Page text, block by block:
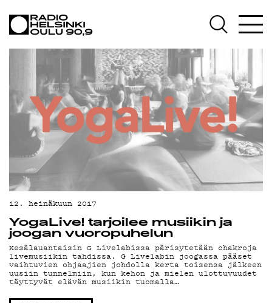
AJANKOHTAISTA
OHJELMAT
TEKIJÄT
ON-DEMAND
PODCAST
MAINOSTA
YHTEYSTIEDOT
G LIVELAB
YSTÄVÄKLUBI
TIETOSUOJA
KIRJAUDU SISÄÄN
12. heinäkuun 2017
YogaLive! tarjoilee musiikin ja
joogan vuoropuhelun
Kesälauantaisin G Livelabissa pärisytetään chakroja
livemusiikin tahdissa. G Livelabin joogassa pääset
vaihtuvien ohjaajien johdolla kerta toisensa jälkeen
uusiin tunnelmiin, kun kehon ja mielen ulottuvuudet
täyttyvät elävän musiikin tuomalla…